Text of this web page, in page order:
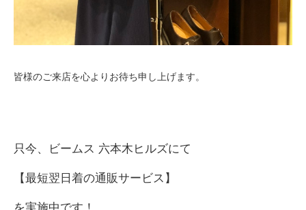
皆様のご来店を心よりお待ち申し上げます。
只今、ビームス 六本木ヒルズにて
【最短翌日着の通販サービス】